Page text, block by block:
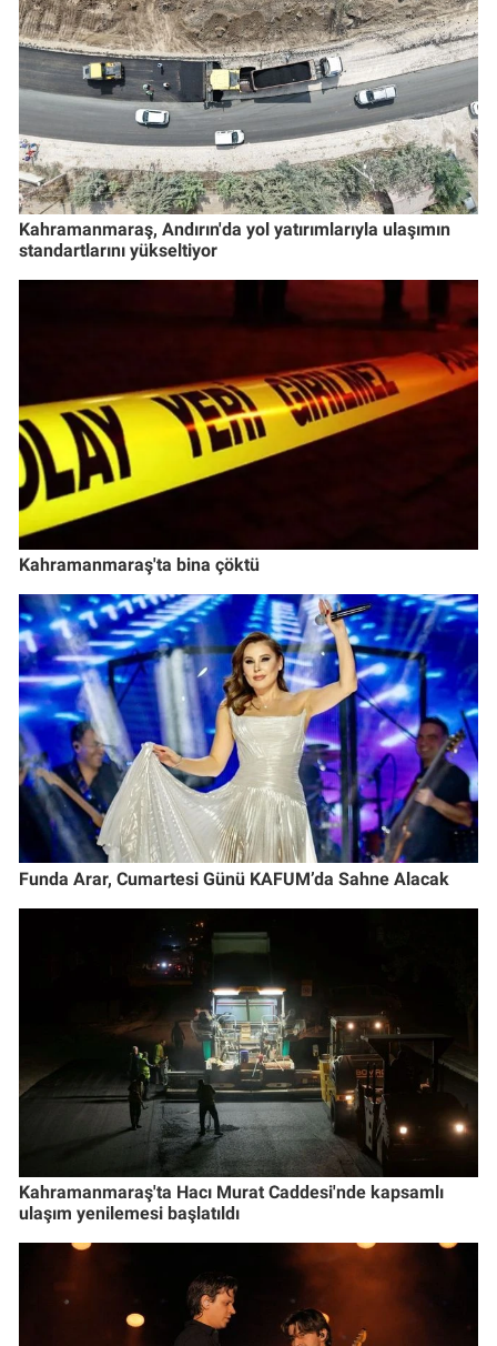
Kahramanmaraş, Andırın'da yol yatırımlarıyla ulaşımın
standartlarını yükseltiyor
Kahramanmaraş'ta bina çöktü
Funda Arar, Cumartesi Günü KAFUM’da Sahne Alacak
Kahramanmaraş'ta Hacı Murat Caddesi'nde kapsamlı
ulaşım yenilemesi başlatıldı